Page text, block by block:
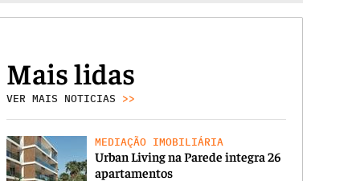
Mais lidas
VER MAIS NOTICIAS >>
MEDIAÇÃO IMOBILIÁRIA
Urban Living na Parede integra 26
apartamentos